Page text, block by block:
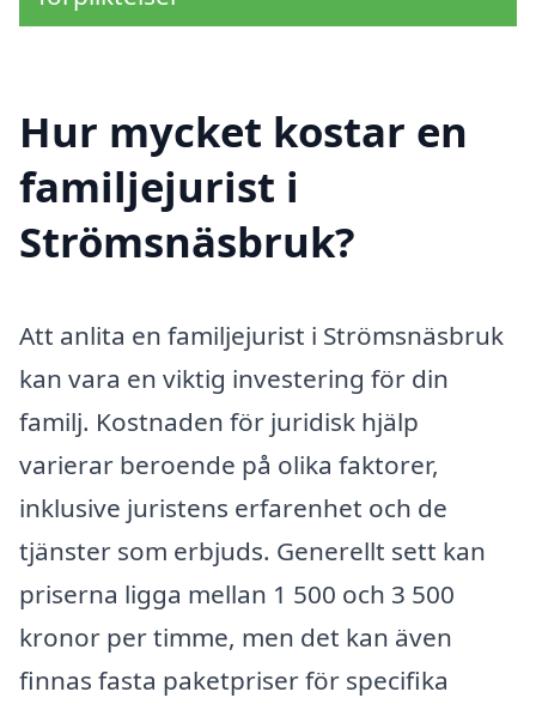
Hur mycket kostar en
familjejurist i
Strömsnäsbruk?
Att anlita en familjejurist i Strömsnäsbruk
kan vara en viktig investering för din
familj. Kostnaden för juridisk hjälp
varierar beroende på olika faktorer,
inklusive juristens erfarenhet och de
tjänster som erbjuds. Generellt sett kan
priserna ligga mellan 1 500 och 3 500
kronor per timme, men det kan även
finnas fasta paketpriser för specifika